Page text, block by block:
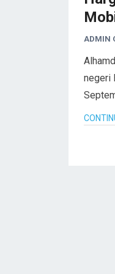
ADMIN
negeri